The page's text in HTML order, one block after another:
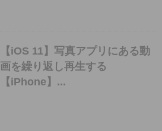
【iOS 11】写真アプリにある動
画を繰り返し再生する
【iPhone】...